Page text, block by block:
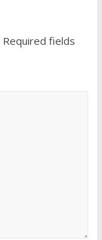
Required fields